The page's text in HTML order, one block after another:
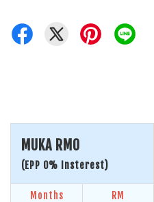
MUKA RM0
(EPP 0% Insterest)
Months RM